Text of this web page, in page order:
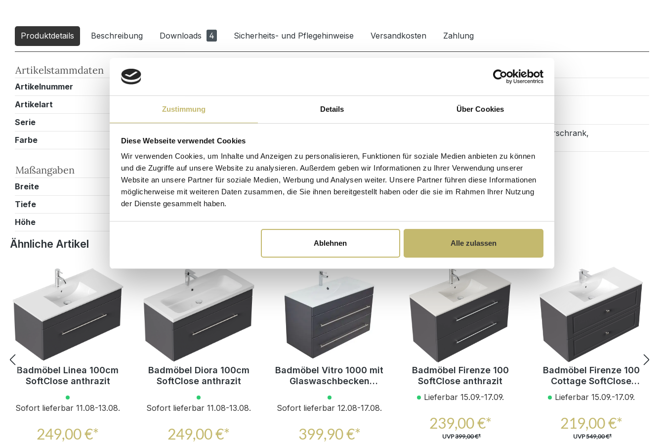
Zustimmung Details Über Cookies
Diese Webseite verwendet Cookies
Wir verwenden Cookies, um Inhalte und Anzeigen zu personalisieren, Funktionen für soziale Medien anbieten zu können
und die Zugriffe auf unsere Website zu analysieren. Außerdem geben wir Informationen zu Ihrer Verwendung unserer
Website an unsere Partner für soziale Medien, Werbung und Analysen weiter. Unsere Partner führen diese Informationen
möglicherweise mit weiteren Daten zusammen, die Sie ihnen bereitgestellt haben oder die sie im Rahmen Ihrer Nutzung
der Dienste gesammelt haben.
Ablehnen Alle zulassen
Produktdetails Beschreibung Downloads 4 Sicherheits- und Pflegehinweise Versandkosten Zahlung
Artikelstammdaten
Artikelnummer
Artikelart
Einzelbadmöbel
Serie
Landhaus
Farbe
Anthrazit
Maßangaben
Breite
Tiefe
47 cm
Höhe
61,5 cm
Glasbecken
Waschtischunterschrank,
Produktgalerie überspringen
Ähnliche Artikel
Badmöbel Linea 100cm
SoftClose anthrazit
Sofort lieferbar 11.08-13.08.
249,00 €*
Badmöbel Diora 100cm
SoftClose anthrazit
Sofort lieferbar 11.08-13.08.
249,00 €*
Badmöbel Vitro 1000 mit
Glaswaschbecken
Sofort lieferbar 12.08-17.08.
399,90 €*
Badmöbel Firenze 100
SoftClose anthrazit
Lieferbar 15.09.-17.09.
239,00 €*
UVP399,00 €*
Badmöbel Firenze 100
Cottage SoftClose
anthrazit
Lieferbar 15.09.-17.09.
219,00 €*
UVP549,00 €*